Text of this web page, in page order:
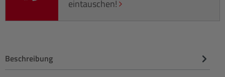
eintauschen!
Beschreibung